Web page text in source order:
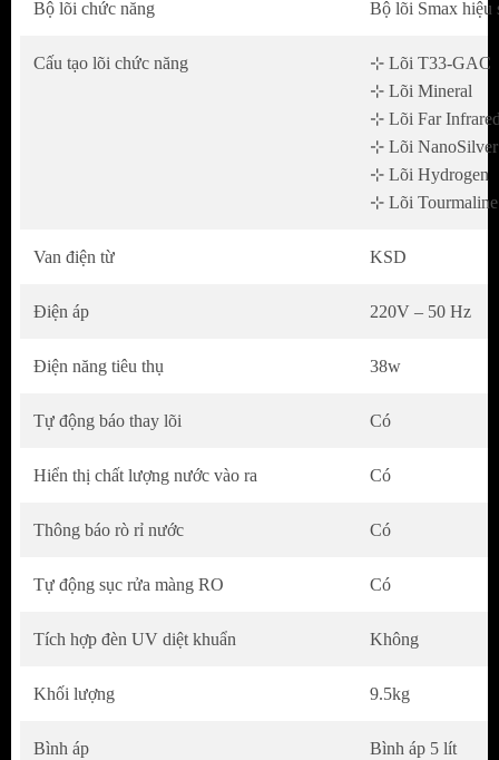
lõi lọc hay đăng ký bảo hành, bảo dưỡng định kỳ
VÒI LED THÔNG MINH HIỂN THỊ TRỰC
QUAN
Vòi led thông minh cảnh báo tình trạng hoạt động
Màu đỏ: Nước đầu vào yếu, mất nước đầu
vào hoặc cần thay lõi
đảm bảo
Màu vàng: Sẵn sàng kết nối wifi hoặc độ tinh
Bộ lõi chức năng Bộ lõi Smax hiệu
Cấu tạo lõi chức năng
⊹ Lõi T33-GAC
⊹ Lõi Mineral
⊹ Lõi Far
⊹ Lõi NanoSilver
⊹ Lõi Hydrogen
⊹ Lõi Tourmaline
Van điện từ KSD
Điện áp 220V – 50 Hz
Điện năng tiêu thụ 38w
Tự động báo thay lõi Có
Hiển thị chất lượng nước vào ra Có
Thông báo rò rỉ nước Có
Tự động sục rửa màng RO Có
Tích hợp đèn UV diệt khuẩn Không
Khối lượng 9.5kg
Bình áp Bình áp 5 lít